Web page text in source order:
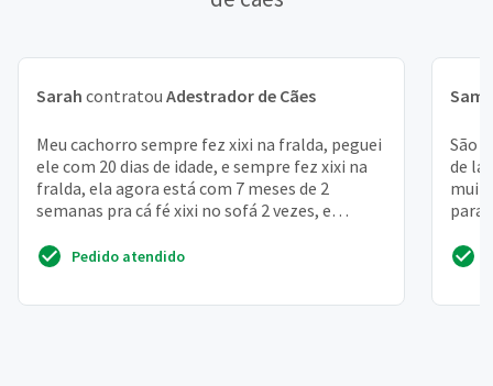
Sarah contratou Adestrador de Cães
Meu cachorro sempre fez xixi na fralda, peguei
ele com 20 dias de idade, e sempre fez xixi na
fralda, ela agora está com 7 meses de 2
semanas pra cá fé xixi no sofá 2 vezes, e
Pedido atendido
São
de
para